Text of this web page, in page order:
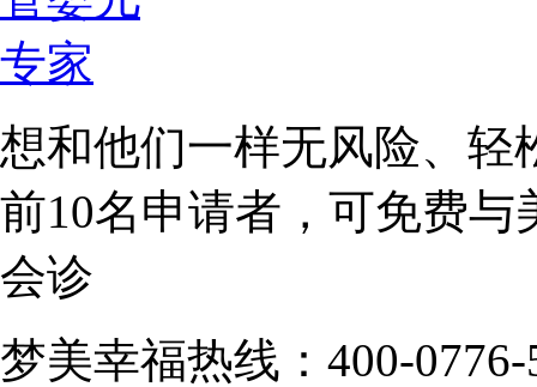
想和他们一样无风险、轻
前10名申请者，可免费与
会诊
梦美幸福热线：400-0776-